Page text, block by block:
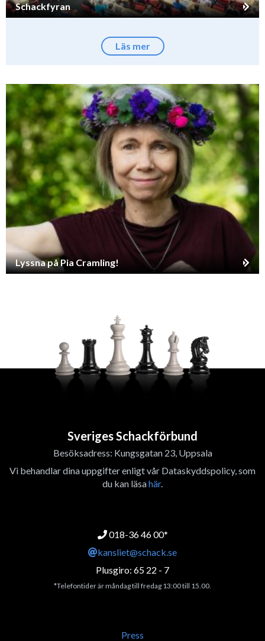
Schackfyran
Läs mer
Lyssna på Pia Cramling!
Sveriges Schackförbund
Besöksadress: Kungsgatan 23, Uppsala
Vi behandlar dina uppgifter enligt vår Dataskyddspolicy, som
du kan läsahär.
018-36 46 00*
kansliet@schack.se
Plusgiro: 65 22 - 7
*Telefontider är måndag till fredag 13:00 till 15.00.
Press